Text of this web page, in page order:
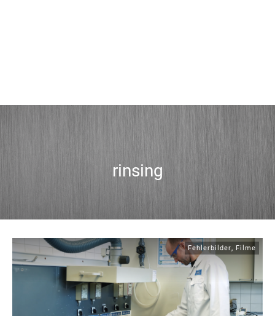
rinsing
Fehlerbilder, Filme